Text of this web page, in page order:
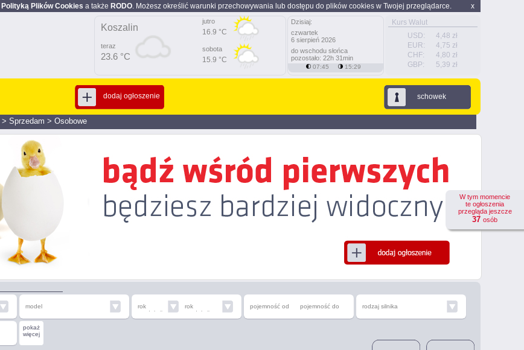
x
Polityką Plików Cookies a także RODO. Możesz określić warunki przechowywania lub dostępu do plików cookies w Twojej przeglądarce.
Kurs Walut
USD:
4,48 zł
EUR:
4,75 zł
CHF:
4,80 zł
GBP:
5,39 zł
Koszalin
teraz
23.6 °C
jutro
16.9 °C
sobota
15.9 °C
Dzisiaj:
czwartek
6 sierpień 2026
do wschodu słońca
pozostało: 22h 31min
07:45 15:29
schowek
dodaj ogłoszenie
> Sprzedam > Osobowe
W tym momencie
te ogłoszenia
przegląda jeszcze
37 osób
model
rok
produkcji
od
rok
produkcji
do
pojemność od pojemność do rodzaj silnika
pokaż
więcej